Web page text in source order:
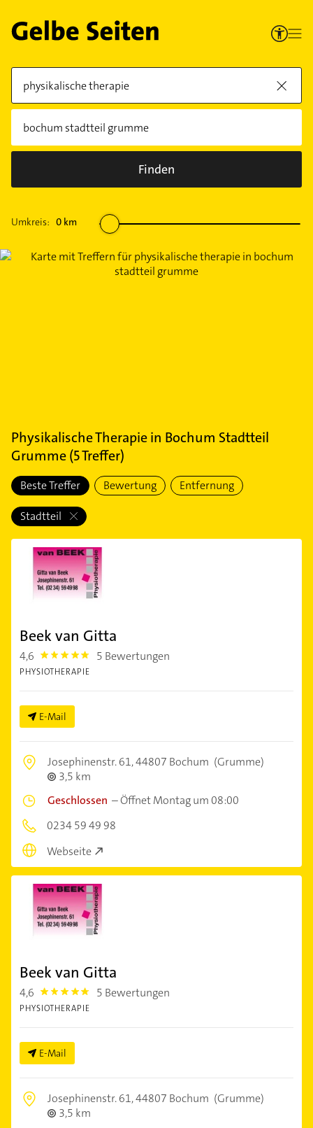
Finden
Umkreis: 0 km
Physikalische Therapiein Bochum Stadtteil
Grumme(5Treffer)
Beste Treffer Bewertung Entfernung
Stadtteil
Beek van Gitta
4,6 4.6 5 Bewertungen
PHYSIOTHERAPIE
E-Mail
Josephinenstr. 61,44807 Bochum (Grumme)
3,5 km
Geschlossen –Öffnet Montag um 08:00
0234 59 49 98
Webseite
Beek van Gitta
4,6 4.6 5 Bewertungen
PHYSIOTHERAPIE
E-Mail
Josephinenstr. 61,44807 Bochum (Grumme)
3,5 km